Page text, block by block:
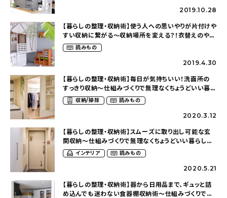
2019.10.28
【暮らしの整理・収納術】使う人への思いやりが片付けや
すい収納に繋がる～収納場所を変える？！衣替えのやり
方（taka.5.homeさん）
読みもの
2019.4.30
【暮らしの整理・収納術】毎日が気持ちいい！洗面所の
すっきり収納～仕組みづくりで無理なくちょうどいい暮ら
し（taka.5.homeさん）
収納/掃除 読みもの
2020.3.12
【暮らしの整理・収納術】スムーズに取り出し可能な玄
関収納～仕組みづくりで無理なくちょうどいい暮らし
（taka.5.homeさん）
インテリア 読みもの
2020.5.21
【暮らしの整理・収納術】器から日用品まで、ギュッと詰
め込んでも迷わない食器棚収納術～仕組みづくりで無